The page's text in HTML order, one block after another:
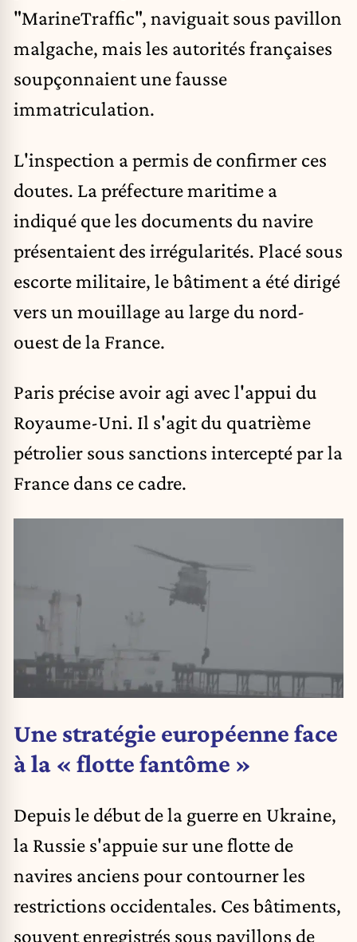
"MarineTraffic", naviguait sous pavillon
malgache, mais les autorités françaises
soupçonnaient une fausse
immatriculation.
L'inspection a permis de confirmer ces
doutes. La préfecture maritime a
indiqué que les documents du navire
présentaient des irrégularités. Placé sous
escorte militaire, le bâtiment a été dirigé
vers un mouillage au large du nord-
ouest de la France.
Paris précise avoir agi avec l'appui du
Royaume-Uni. Il s'agit du quatrième
pétrolier sous sanctions intercepté par la
France dans ce cadre.
Une stratégie européenne face
à la « flotte fantôme »
Depuis le début de la guerre en Ukraine,
la Russie s'appuie sur une flotte de
navires anciens pour contourner les
restrictions occidentales. Ces bâtiments,
souvent enregistrés sous pavillons de